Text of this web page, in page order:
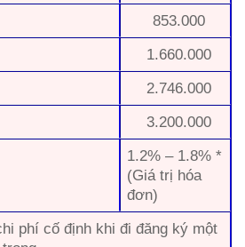
853.000
1.660.000
2.746.000
3.200.000
1.2% – 1.8% *
(Giá trị hóa
đơn)
phí cố định khi đi đăng ký một